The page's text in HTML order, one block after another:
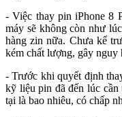
- Việc thay pin iPhone 8
máy sẽ không còn như
hàng zin nữa. Chưa kể
kém chất lượng, gây nguy
- Trước khi quyết định
kỹ liệu pin đã đến lúc cần
tại là bao nhiêu, có chấp